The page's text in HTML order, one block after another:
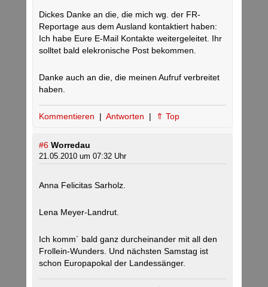
Dickes Danke an die, die mich wg. der FR-
Reportage aus dem Ausland kontaktiert haben:
Ich habe Eure E-Mail Kontakte weitergeleitet. Ihr
solltet bald elekronische Post bekommen.
Danke auch an die, die meinen Aufruf verbreitet
haben.
Kommentieren | Antworten | ⇑ Top
#6 Worredau
21.05.2010 um 07:32 Uhr
Anna Felicitas Sarholz.
Lena Meyer-Landrut.
Ich komm´ bald ganz durcheinander mit all den
Frollein-Wunders. Und nächsten Samstag ist
schon Europapokal der Landessänger.